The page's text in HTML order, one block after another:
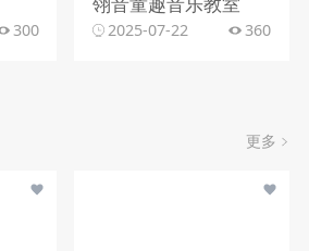
300 2025-07-22 360
更多